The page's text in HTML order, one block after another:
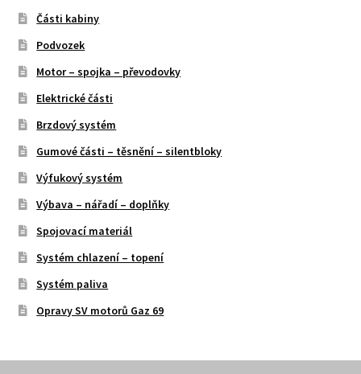
Části kabiny
Podvozek
Motor – spojka – převodovky
Elektrické části
Brzdový systém
Gumové části – těsnění – silentbloky
Výfukový systém
Výbava – nářadí – doplňky
Spojovací materiál
Systém chlazení – topení
Systém paliva
Opravy SV motorů Gaz 69